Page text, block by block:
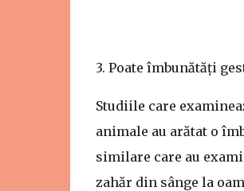
3. Poate îmbunătăți
Studiile care
animale au arătat o
similare care au
zahăr din sânge la